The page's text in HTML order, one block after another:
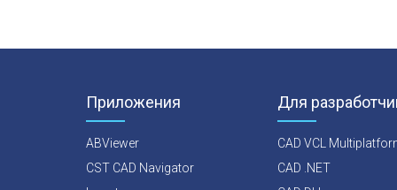
Приложения
ABViewer
CST CAD Navigator
Для
CAD VCL
CAD .NET